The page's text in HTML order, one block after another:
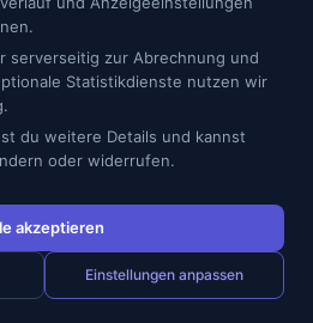
sinnvoller sein.
Finanzierungsart an sich,
Nutzungszeitraum.
Vertrag, wenn du
hast, sehr
möchtest oder das
übernehmen willst.
serverseitig zur Abrechnung und
Statistikdienste nutzen wir
du weitere Details und kannst
oder widerrufen.
akzeptieren
Einstellungen anpassen